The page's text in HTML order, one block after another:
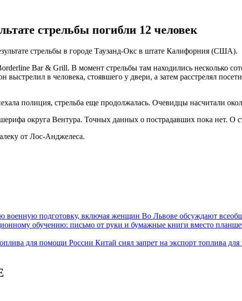
стрельбы погибли 12 человек
стрельбы в городе Таузанд-Окс в штате Калифорния (США).
Bar & Grill. В момент стрельбы там находились несколько
выстрелил в человека, стоявшего у двери, а затем расстрелял
полиция, стрельба еще продолжалась. Очевидцы насчитали
округа Вентура. Точных данных о пострадавших пока нет. О
от Лос-Анджелеса.
Во Львове обсуждают
Китай снял запрет на экспорт топлива